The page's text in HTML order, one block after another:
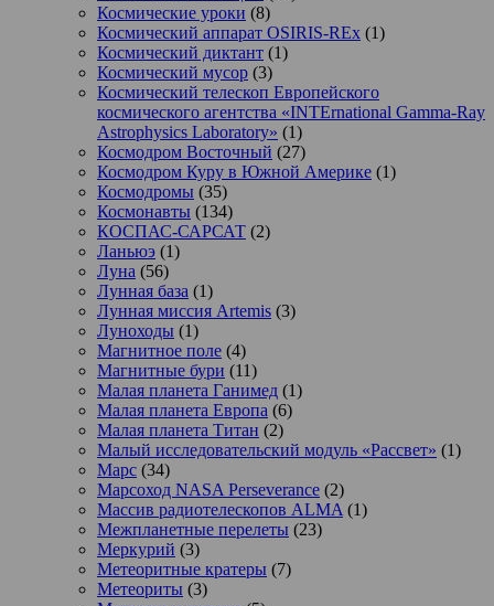
Космические уроки (8)
Космический аппарат OSIRIS-REx (1)
Космический диктант (1)
Космический мусор (3)
Космический телескоп Европейского
космического агентства «INTErnational Gamma-Ray
Astrophysics Laboratory» (1)
Космодром Восточный (27)
Космодром Куру в Южной Америке (1)
Космодромы (35)
Космонавты (134)
КОСПАС-САРСАТ (2)
Ланьюэ (1)
Луна (56)
Лунная база (1)
Лунная миссия Artemis (3)
Луноходы (1)
Магнитное поле (4)
Магнитные бури (11)
Малая планета Ганимед (1)
Малая планета Европа (6)
Малая планета Титан (2)
Малый исследовательский модуль «Рассвет» (1)
Марс (34)
Марсоход NASA Perseverance (2)
Массив радиотелескопов ALMA (1)
Межпланетные перелеты (23)
Меркурий (3)
Метеоритные кратеры (7)
Метеориты (3)